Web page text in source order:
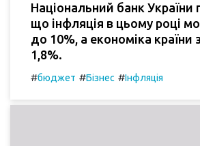
Національний банк України
що інфляція в цьому році
до 10%, а економіка країни
1,8%.
#бюджет #Бізнес #Інфляція